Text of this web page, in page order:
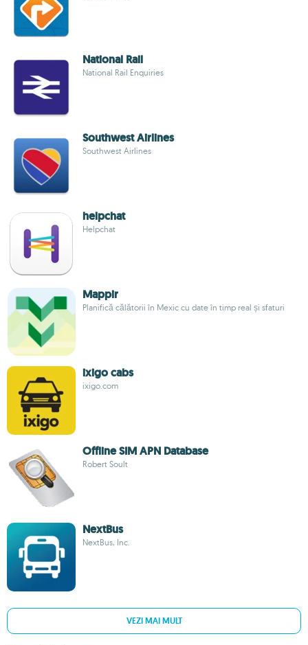
National Rail
National Rail Enquiries
Southwest Airlines
Southwest Airlines
helpchat
Helpchat
Mappir
Planifică călătorii în Mexic cu date în timp real și sfaturi
ixigo cabs
ixigo.com
Offline SIM APN Database
Robert Soult
NextBus
NextBus, Inc.
VEZI MAI MULT